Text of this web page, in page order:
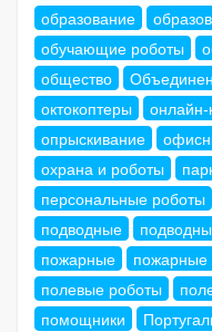
образование
обучающие роботы
общество
октокоптеры
онлайн-
опрыскивание
охрана и роботы
персональные роботы
подводные
пожарные
пожарные
полевые роботы
помощники